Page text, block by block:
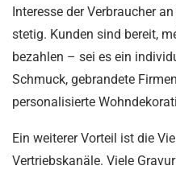
Interesse der Verbraucher
stetig. Kunden sind bereit,
bezahlen – sei es ein
Schmuck, gebrandete
personalisierte
Ein weiterer Vorteil ist die
Vertriebskanäle. Viele